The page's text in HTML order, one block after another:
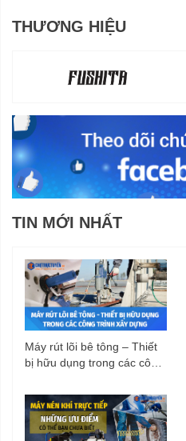
THƯƠNG HIỆU
TIN MỚI NHẤT
Máy rút lõi bê tông – Thiết
bị hữu dụng trong các công